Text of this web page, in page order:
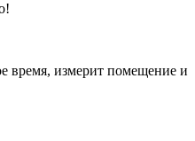
время, измерит помещение и